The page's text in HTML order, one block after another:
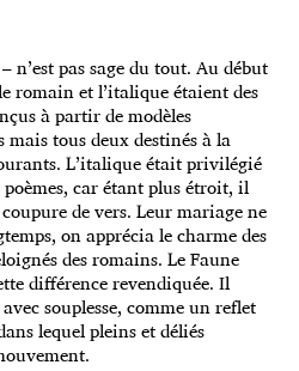
n’est pas sage du tout. Au début
romain et l’italique étaient des
à partir de modèles
tous deux destinés à la
L’italique était privilégié
car étant plus étroit, il
de vers. Leur mariage ne
on apprécia le charme des
des romains. Le Faune
différence revendiquée. Il
souplesse, comme un reflet
lequel pleins et déliés